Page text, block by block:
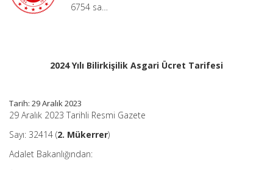
6754 sa…
2024 Yılı Bilirkişilik Asgari Ücret Tarifesi
Tarih: 29 Aralık 2023
29 Aralık 2023 Tarihli Resmi Gazete
Sayı: 32414 (2. Mükerrer)
Adalet Bakanlığından: